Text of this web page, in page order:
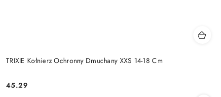
TRIXIE Kołnierz Ochronny Dmuchany XXS 14-18 Cm
Cena:
45.29